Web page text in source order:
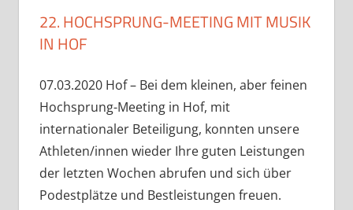
22. HOCHSPRUNG-MEETING MIT MUSIK
IN HOF
07.03.2020 Hof – Bei dem kleinen, aber feinen
Hochsprung-Meeting in Hof, mit
internationaler Beteiligung, konnten unsere
Athleten/innen wieder Ihre guten Leistungen
der letzten Wochen abrufen und sich über
Podestplätze und Bestleistungen freuen.